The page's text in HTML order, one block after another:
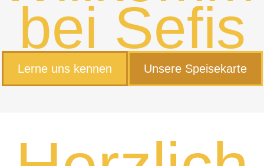
bei Sefis
Lerne uns kennen Unsere Speisekarte